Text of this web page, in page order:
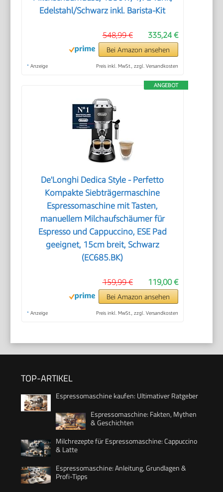
Edelstahl/Schwarz inkl. Barista-Kit
335,24 €
548,99 €
Bei Amazon ansehen
* Anzeige Preis inkl. MwSt., zzgl. Versandkosten
ANGEBOT
De'Longhi Dedica Style - Perfetto
Kompakte Siebträgermaschine
Espressomaschine mit Tasten,
manuellem Milchaufschäumer für
Espresso und Cappuccino, ESE Pad
geeignet, 15cm breit, Schwarz
(EC685.BK)
119,00 €
159,99 €
Bei Amazon ansehen
* Anzeige Preis inkl. MwSt., zzgl. Versandkosten
TOP-ARTIKEL
Espressomaschine kaufen: Ultimativer Ratgeber
Espressomaschine: Fakten, Mythen
& Geschichten
Milchrezepte für Espressomaschine: Cappuccino
& Latte
Espressomaschine: Anleitung, Grundlagen &
Profi-Tipps